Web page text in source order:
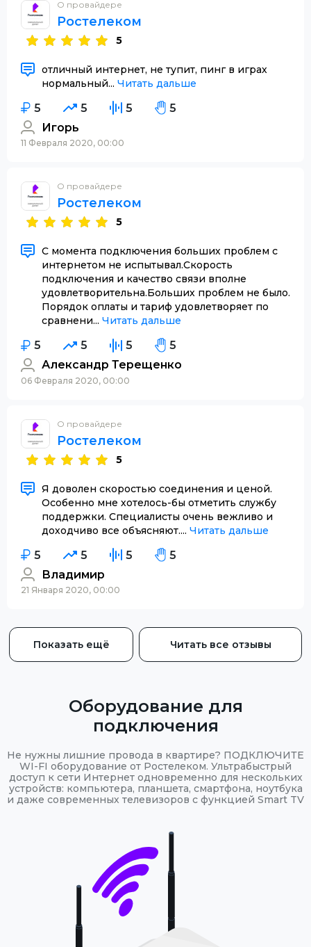
О провайдере
Ростелеком
5
отличный интернет, не тупит, пинг в играх
нормальный... Читать дальше
5 5 5
5
Игорь
11 Февраля 2020, 00:00
О провайдере
Ростелеком
5
С момента подключения больших проблем с
интернетом не испытывал.Скорость
подключения и качество связи вполне
удовлетворительна.Больших проблем не было.
Порядок оплаты и тариф удовлетворяет по
сравнени... Читать дальше
5 5 5
5
Александр Терещенко
06 Февраля 2020, 00:00
О провайдере
Ростелеком
5
Я доволен скоростью соединения и ценой.
Особенно мне хотелось-бы отметить службу
поддержки. Специалисты очень вежливо и
доходчиво все объясняют.... Читать дальше
5 5 5
5
Владимир
21 Января 2020, 00:00
Показать ещё Читать все отзывы
Оборудование для
подключения
Не нужны лишние провода в квартире? ПОДКЛЮЧИТЕ
WI-FI оборудование от Ростелеком. Ультрабыстрый
доступ к сети Интернет одновременно для нескольких
устройств: компьютера, планшета, смартфона, ноутбука
и даже современных телевизоров с функцией Smart TV